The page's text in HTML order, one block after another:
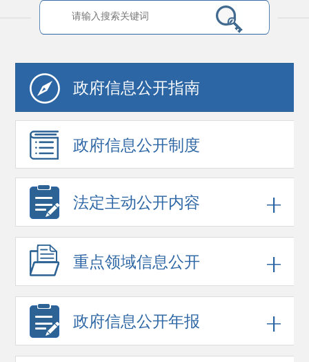
政府信息公开指南
政府信息公开制度
法定主动公开内容
重点领域信息公开
政府信息公开年报